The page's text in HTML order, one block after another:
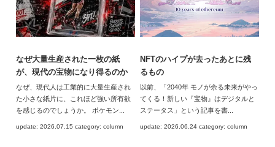
なぜ大量生産された一枚の紙
が、現代の宝物になり得るのか
なぜ、現代人は工業的に大量生産され
た小さな紙片に、これほど強い所有欲
を感じるのでしょうか。 ポケモン...
update: 2026.07.15 category: column
NFTのハイプが去ったあとに残
るもの
以前、「2040年 モノが余る未来がやっ
てくる！新しい『宝物』はデジタルと
ステータス」という記事を書...
update: 2026.06.24 category: column